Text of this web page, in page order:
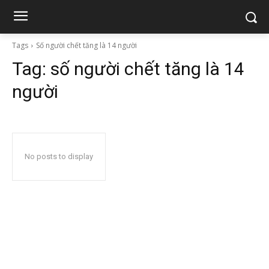
Tags Số người chết tăng là 14 người
Tag: số người chết tăng là 14
người
No posts to display